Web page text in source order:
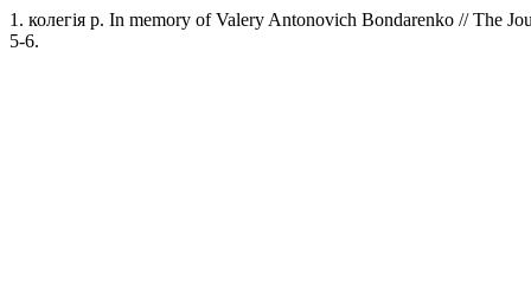
1. колегія р. In memory of Valery Antonovich Bondarenko // The
5-6.